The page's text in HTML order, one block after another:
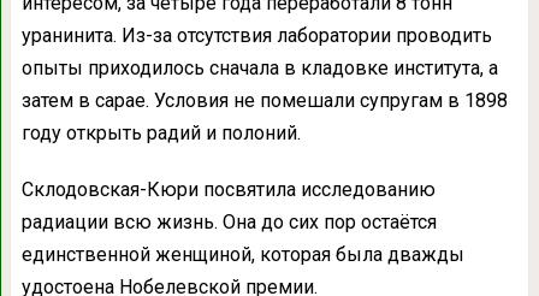
уранинита. Из-за отсутствия лаборатории проводить
опыты приходилось сначала в кладовке института, а
затем в сарае. Условия не помешали супругам в 1898
году открыть радий и полоний.
Склодовская-Кюри посвятила исследованию
радиации всю жизнь. Она до сих пор остаётся
единственной женщиной, которая была дважды
удостоена Нобелевской премии.